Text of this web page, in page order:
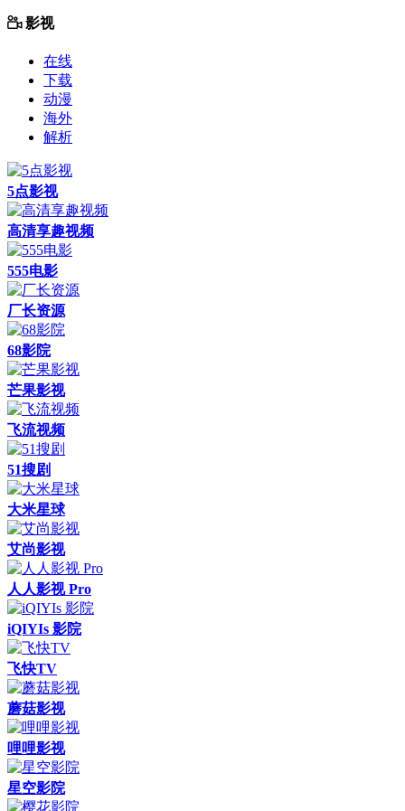
影视
在线
下载
动漫
海外
解析
5点影视
高清享趣视频
555电影
厂长资源
68影院
芒果影视
飞流视频
51搜剧
大米星球
艾尚影视
人人影视 Pro
iQIYIs 影院
飞快TV
蘑菇影视
哩哩影视
星空影院